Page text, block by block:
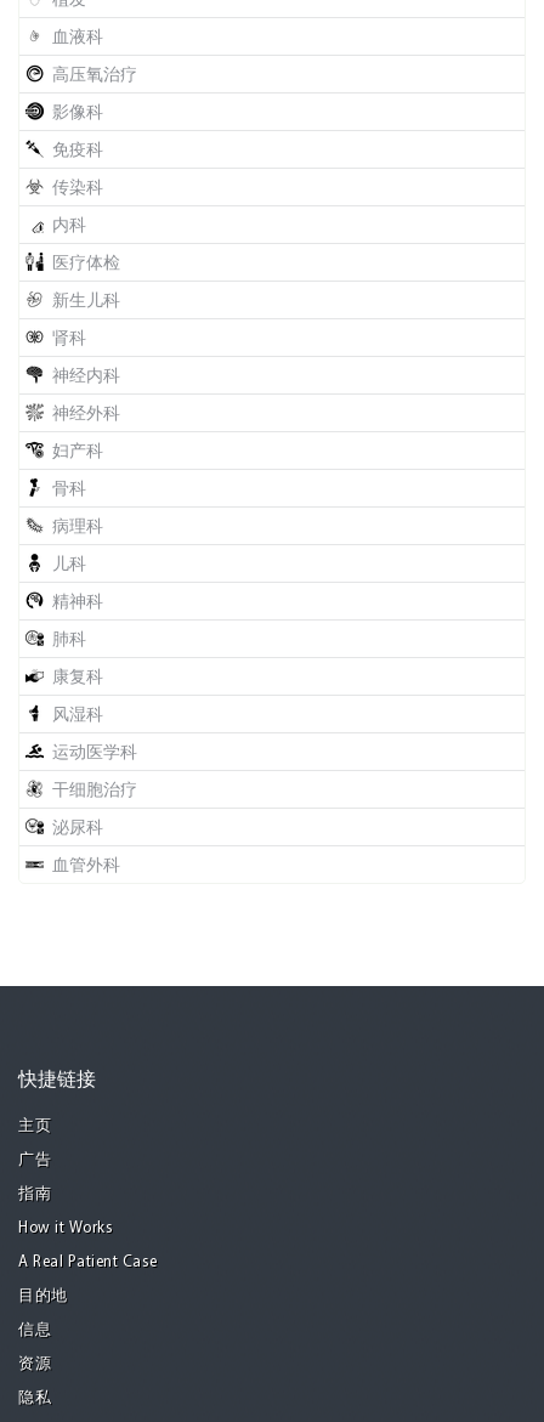
血液科
高压氧治疗
影像科
免疫科
传染科
内科
医疗体检
新生儿科
肾科
神经内科
神经外科
妇产科
骨科
病理科
儿科
精神科
肺科
康复科
风湿科
运动医学科
干细胞治疗
泌尿科
血管外科
快捷链接
主页
广告
指南
How it Works
A Real Patient Case
目的地
信息
资源
隐私